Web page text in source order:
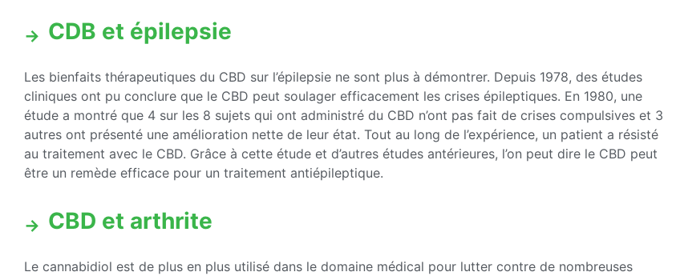
CDB et épilepsie
Les bienfaits thérapeutiques du CBD sur l’épilepsie ne sont plus à démontrer. Depuis 1978, des études
cliniques ont pu conclure que le CBD peut soulager efficacement les crises épileptiques. En 1980, une
étude a montré que 4 sur les 8 sujets qui ont administré du CBD n’ont pas fait de crises compulsives et 3
autres ont présenté une amélioration nette de leur état. Tout au long de l’expérience, un patient a résisté
au traitement avec le CBD. Grâce à cette étude et d’autres études antérieures, l’on peut dire le CBD peut
être un remède efficace pour un traitement antiépileptique.
CBD et arthrite
Le cannabidiol est de plus en plus utilisé dans le domaine médical pour lutter contre de nombreuses